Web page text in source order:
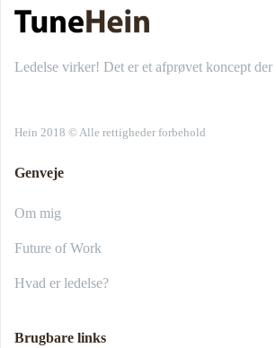
Ledelse virker! Det er et afprøvet koncept der
Hein 2018 © Alle rettigheder forbehold
Genveje
Om mig
Future of Work
Hvad er ledelse?
Brugbare links